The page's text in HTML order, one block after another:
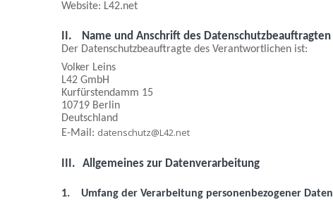
Website: L42.net
II. Name und Anschrift des Datenschutzbeauftragten
Der Datenschutzbeauftragte des Verantwortlichen ist:
Volker Leins
L42 GmbH
Kurfürstendamm 15
10719 Berlin
Deutschland
E-Mail: datenschutz@L42.net
III. Allgemeines zur Datenverarbeitung
1.
Umfang der Verarbeitung personenbezogener Daten